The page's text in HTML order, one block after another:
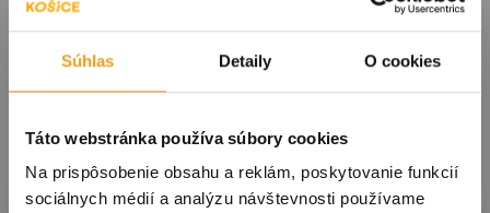
Súhlas Detaily O cookies
Táto webstránka používa súbory cookies
Na prispôsobenie obsahu a reklám, poskytovanie funkcií
sociálnych médií a analýzu návštevnosti používame